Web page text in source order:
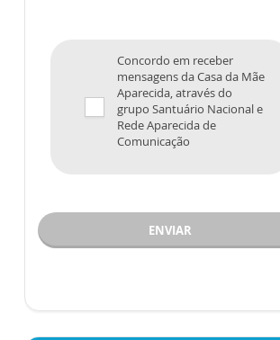
Concordo em receber
mensagens da Casa da Mãe
Aparecida, através do
grupo Santuário Nacional e
Rede Aparecida de
Comunicação
ENVIAR